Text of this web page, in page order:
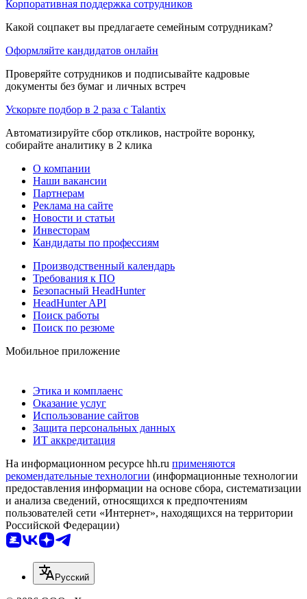
Корпоративная поддержка сотрудников
Какой соцпакет вы предлагаете семейным сотрудникам?
Оформляйте кандидатов онлайн
Проверяйте сотрудников и подписывайте кадровые
документы без бумаг и личных встреч
Ускорьте подбор в 2 раза с Talantix
Автоматизируйте сбор откликов, настройте воронку,
собирайте аналитику в 2 клика
О компании
Наши вакансии
Партнерам
Реклама на сайте
Новости и статьи
Инвесторам
Кандидаты по профессиям
Производственный календарь
Требования к ПО
Безопасный HeadHunter
HeadHunter API
Поиск работы
Поиск по резюме
Мобильное приложение
Этика и комплаенс
Оказание услуг
Использование сайтов
Защита персональных данных
ИТ аккредитация
На информационном ресурсе hh.ru применяются
рекомендательные технологии (информационные технологии
предоставления информации на основе сбора, систематизации
и анализа сведений, относящихся к предпочтениям
пользователей сети «Интернет», находящихся на территории
Российской Федерации)
Русский